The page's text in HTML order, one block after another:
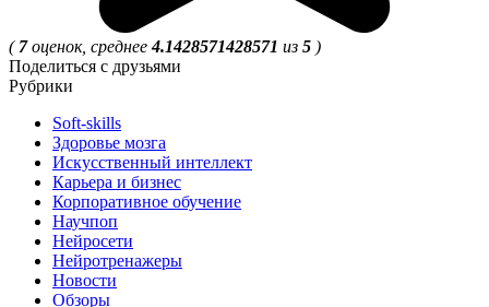
( 7оценок, среднее4.1428571428571 из 5 )
Поделиться с друзьями
Рубрики
Soft-skills
Здоровье мозга
Искусственный интеллект
Карьера и бизнес
Корпоративное обучение
Научпоп
Нейросети
Нейротренажеры
Новости
Обзоры